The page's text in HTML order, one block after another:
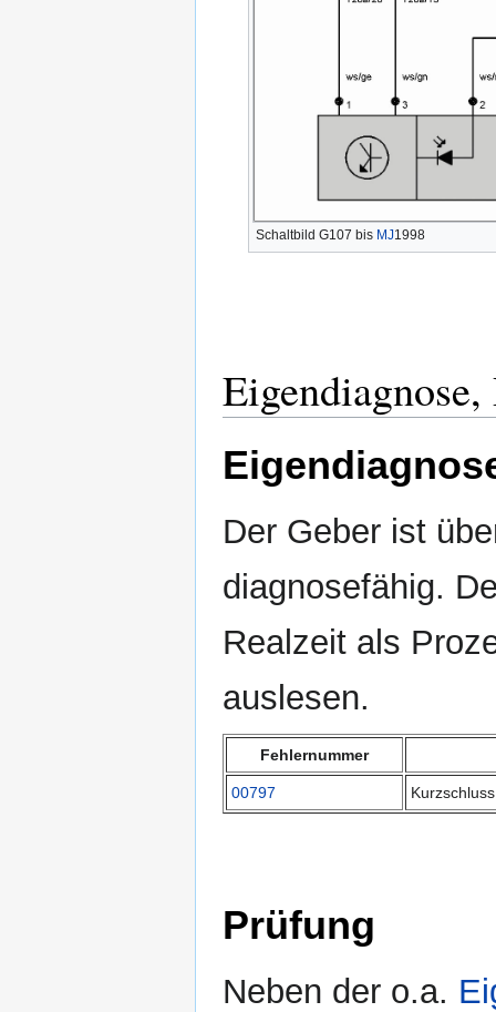
Schaltbild G107 bis MJ1998
Der Geber ist
diagnosefähig.
Realzeit als
auslesen.
Fehlernummer
00797
Prüfung
Neben der o.a.